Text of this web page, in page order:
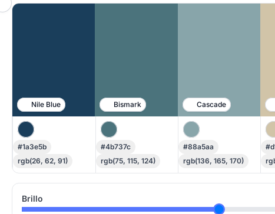
Nile Blue Bismark Cascade
#1a3e5b
rgb(26, 62, 91)
#4b737c
rgb(75, 115, 124)
#88a5aa
rgb(136, 165, 170)
Brillo